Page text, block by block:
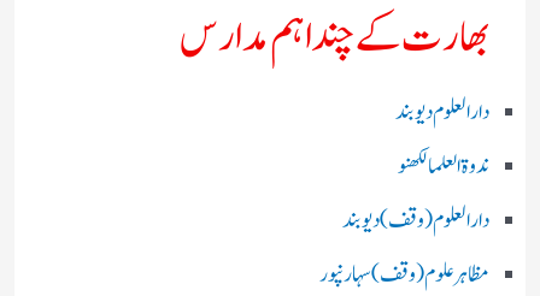
بھارت کے چند اہم مدارس
دارالعلوم دیوبند
ندوۃالعلما لکھنو
دارالعلوم (وقف)دیوبند
مظاہرعلوم (وقف)سہارنپور